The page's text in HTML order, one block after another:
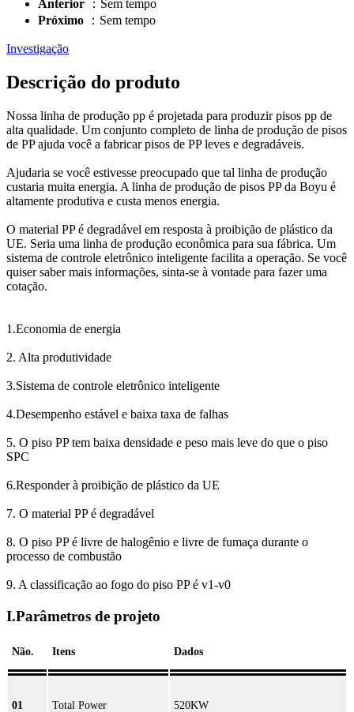
Anterior ：Sem tempo
Próximo ：Sem tempo
Investigação
Descrição do produto
Nossa linha de produção pp é projetada para produzir pisos pp de
alta qualidade. Um conjunto completo de linha de produção de pisos
de PP ajuda você a fabricar pisos de PP leves e degradáveis.
Ajudaria se você estivesse preocupado que tal linha de produção
custaria muita energia. A linha de produção de pisos PP da Boyu é
altamente produtiva e custa menos energia.
O material PP é degradável em resposta à proibição de plástico da
UE. Seria uma linha de produção econômica para sua fábrica. Um
sistema de controle eletrônico inteligente facilita a operação. Se você
quiser saber mais informações, sinta-se à vontade para fazer uma
cotação.
1.Economia de energia
2. Alta produtividade
3.Sistema de controle eletrônico inteligente
4.Desempenho estável e baixa taxa de falhas
5. O piso PP tem baixa densidade e peso mais leve do que o piso
SPC
6.Responder à proibição de plástico da UE
7. O material PP é degradável
8. O piso PP é livre de halogênio e livre de fumaça durante o
processo de combustão
9. A classificação ao fogo do piso PP é v1-v0
I.Parâmetros de projeto
Não. Itens Dados
01 Total Power 520KW